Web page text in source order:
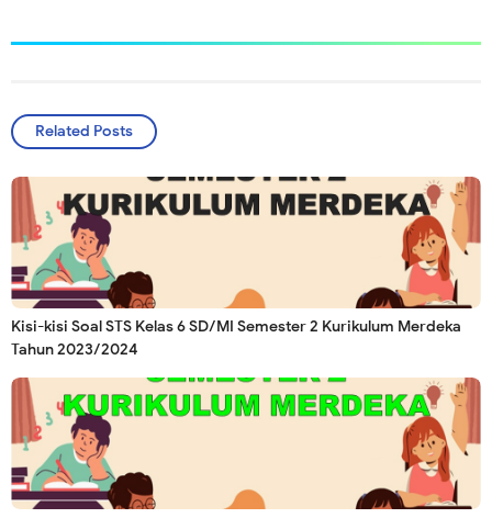
Related Posts
Kisi-kisi Soal STS Kelas 6 SD/MI Semester 2 Kurikulum Merdeka
Tahun 2023/2024